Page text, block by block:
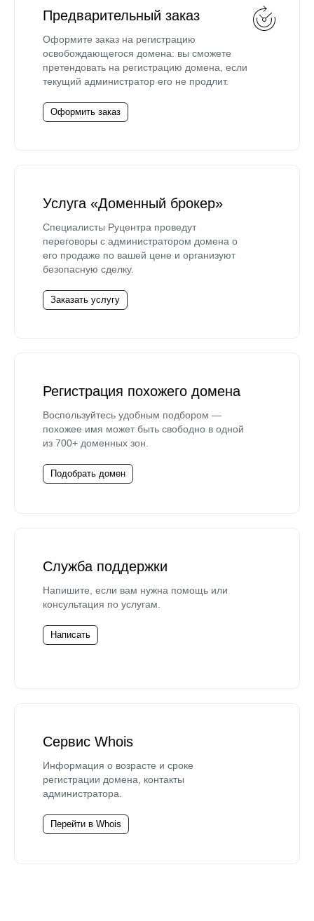
Предварительный заказ
Оформите заказ на регистрацию
освобождающегося домена: вы сможете
претендовать на регистрацию домена, если
текущий администратор его не продлит.
Оформить заказ
Услуга «Доменный брокер»
Специалисты Руцентра проведут
переговоры с администратором домена о
его продаже по вашей цене и организуют
безопасную сделку.
Заказать услугу
Регистрация похожего домена
Воспользуйтесь удобным подбором —
похожее имя может быть свободно в одной
из 700+ доменных зон.
Подобрать домен
Служба поддержки
Напишите, если вам нужна помощь или
консультация по услугам.
Написать
Сервис Whois
Информация о возрасте и сроке
регистрации домена, контакты
администратора.
Перейти в Whois